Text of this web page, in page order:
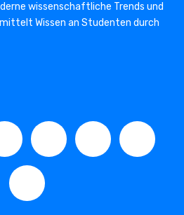
wissenschaftliche Trends und
Wissen an Studenten durch